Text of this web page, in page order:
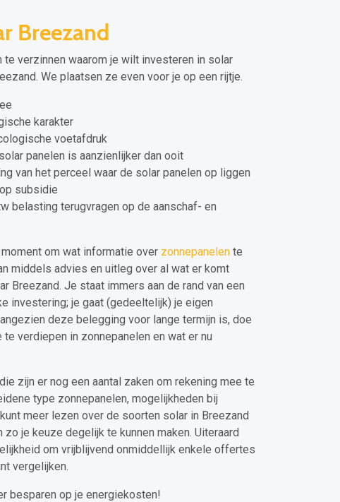
Breezand
te verzinnen waarom je wilt investeren in solar
We plaatsen ze even voor je op een rijtje.
karakter
voetafdruk
panelen is aanzienlijker dan ooit
van het perceel waar de solar panelen op liggen
subsidie
belasting terugvragen op de aanschaf- en
om wat informatie over zonnepanelen te
middels advies en uitleg over al wat er komt
Breezand. Je staat immers aan de rand van een
investering; je gaat (gedeeltelijk) je eigen
deze belegging voor lange termijn is, doe
te verdiepen in zonnepanelen en wat er nu
zijn er nog een aantal zaken om rekening mee te
type zonnepanelen, mogelijkheden bij
meer lezen over de soorten solar in Breezand
zo je keuze degelijk te kunnen maken. Uiteraard
om vrijblijvend onmiddellijk enkele offertes
vergelijken.
besparen op je energiekosten!